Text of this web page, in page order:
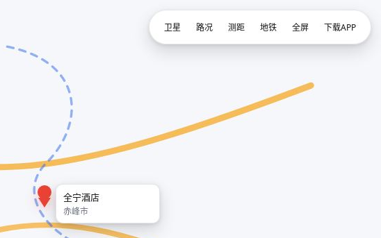
全宁酒店
赤峰市
卫星 路况 测距 地铁 全屏 下载APP